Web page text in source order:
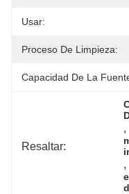
Usar:
Proceso De Limpieza:
Capacidad De La
Resaltar:
,
,